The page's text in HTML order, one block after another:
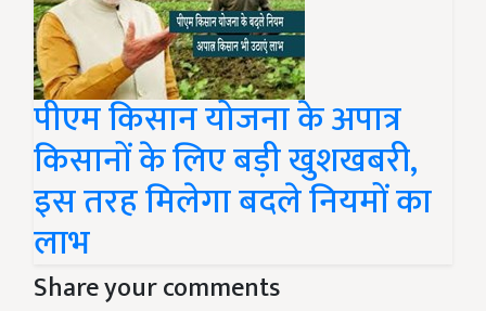
पीएम किसान योजना के अपात्र
किसानों के लिए बड़ी खुशखबरी,
इस तरह मिलेगा बदले नियमों का
लाभ
Share your comments